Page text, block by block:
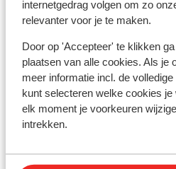
internetgedrag volgen om zo
relevanter voor je te maken.
Door op 'Accepteer' te klikken
plaatsen van alle cookies. Als je
meer informatie incl. de
kunt selecteren welke cookies
elk moment je voorkeuren
intrekken.
Skimateriaal
Andere
du Dévoluy
Les Chalets de l'Ecrin
Hotel L'Ecrin des Neiges